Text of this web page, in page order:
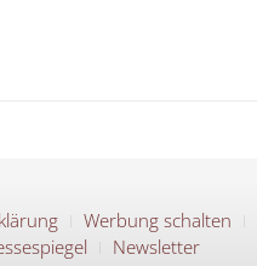
Werbung schalten
Newsletter